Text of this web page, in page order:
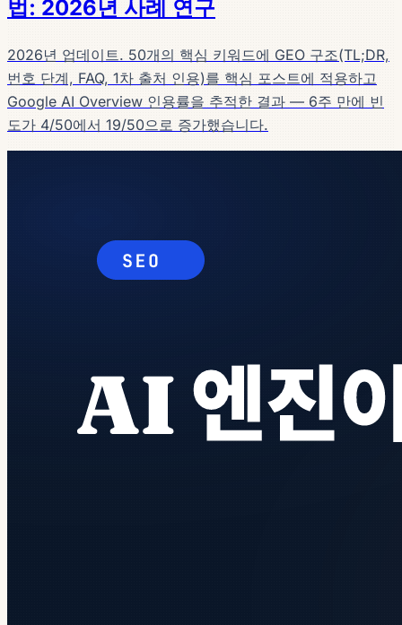
법: 2026년 사례 연구
2026년 업데이트. 50개의 핵심 키워드에 GEO 구조(TL;DR,
번호 단계, FAQ, 1차 출처 인용)를 핵심 포스트에 적용하고
Google AI Overview 인용률을 추적한 결과 — 6주 만에 빈
도가 4/50에서 19/50으로 증가했습니다.